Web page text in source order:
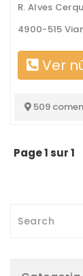
R. Alves
4900-515
Ver
509
Page 1 sur 1